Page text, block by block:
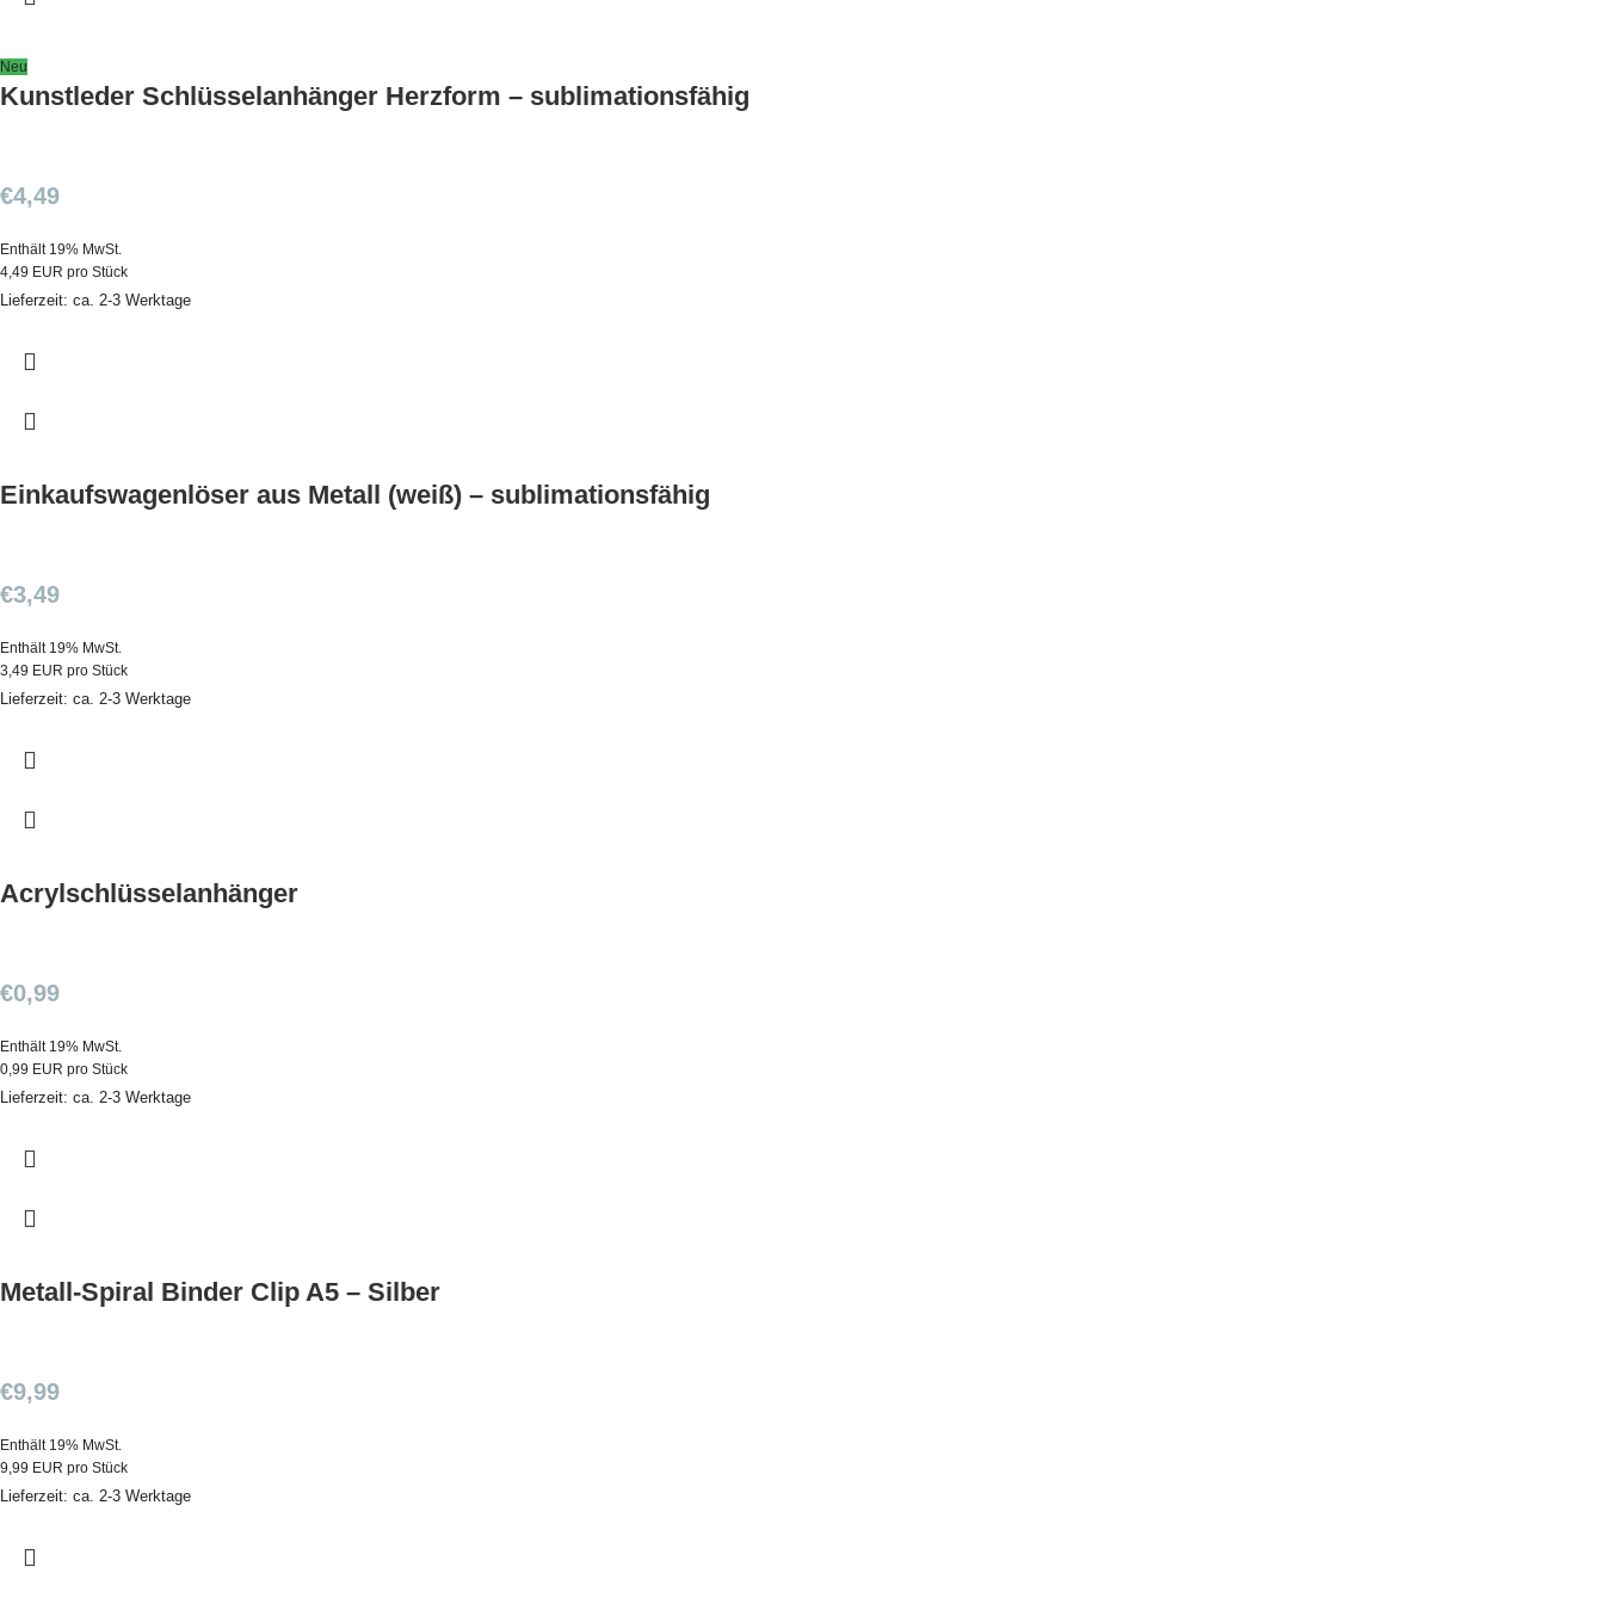
Neu
Kunstleder Schlüsselanhänger Herzform – sublimationsfähig
€4,49
Enthält 19% MwSt.
4,49 EUR pro Stück
Lieferzeit: ca. 2-3 Werktage
Einkaufswagenlöser aus Metall (weiß) – sublimationsfähig
€3,49
Enthält 19% MwSt.
3,49 EUR pro Stück
Lieferzeit: ca. 2-3 Werktage
Acrylschlüsselanhänger
€0,99
Enthält 19% MwSt.
0,99 EUR pro Stück
Lieferzeit: ca. 2-3 Werktage
Metall-Spiral Binder Clip A5 – Silber
€9,99
Enthält 19% MwSt.
9,99 EUR pro Stück
Lieferzeit: ca. 2-3 Werktage